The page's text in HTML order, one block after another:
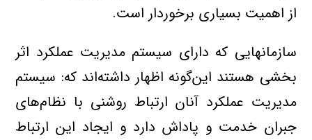
از اهميت بسياري برخوردار است.
سازمانهايي كه داراي سيستم مديريت عملكرد اثر
بخشي هستند اين‌گونه اظهار داشته‌اند كه: سيستم
مديريت عملكرد آنان ارتباط روشني با نظام‌هاي
جبران خدمت و پاداش دارد و ايجاد اين ارتباط